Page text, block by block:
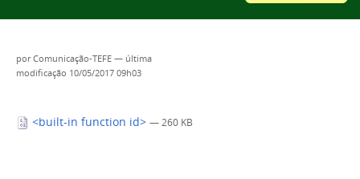
porComunicação-TEFE — última
modificação 10/05/2017 09h03
<built-in function id> — 260 KB